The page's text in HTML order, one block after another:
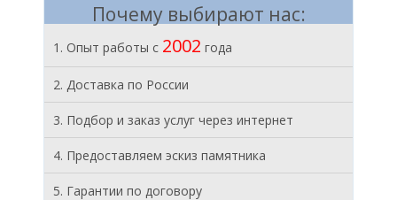
Почему выбирают нас:
1. Опыт работы с 2002 года
2. Доставка по России
3. Подбор и заказ услуг через интернет
4. Предоставляем эскиз памятника
5. Гарантии по договору